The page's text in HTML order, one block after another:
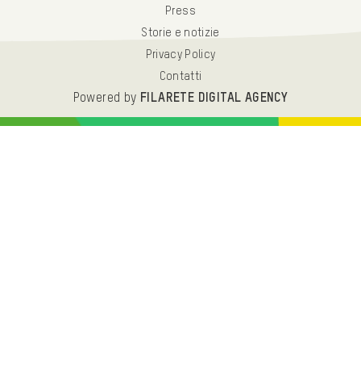
Press
Storie e notizie
Privacy Policy
Contatti
Powered by FILARETE DIGITAL AGENCY